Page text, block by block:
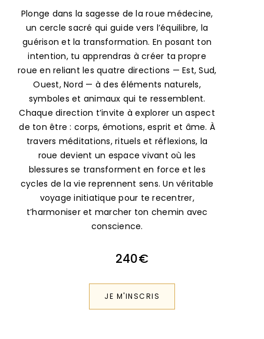
un cercle sacré qui guide vers l’équilibre, la
guérison et la transformation. En posant ton
intention, tu apprendras à créer ta propre
roue en reliant les quatre directions — Est, Sud,
Ouest, Nord — à des éléments naturels,
symboles et animaux qui te ressemblent.
Chaque direction t’invite à explorer un aspect
de ton être : corps, émotions, esprit et âme. À
travers méditations, rituels et réflexions, la
roue devient un espace vivant où les
blessures se transforment en force et les
cycles de la vie reprennent sens. Un véritable
voyage initiatique pour te recentrer,
t’harmoniser et marcher ton chemin avec
conscience.